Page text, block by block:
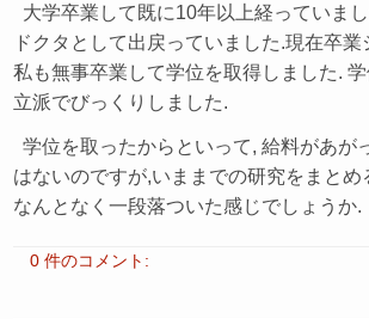
大学卒業して既に10年以上経っていま
ドクタとして出戻っていました.現在卒業
私も無事卒業して学位を取得しました.
立派でびっくりしました.
学位を取ったからといって, 給料があが
はないのですが,いままでの研究をまとめ
なんとなく一段落ついた感じでしょうか.
0 件のコメント: